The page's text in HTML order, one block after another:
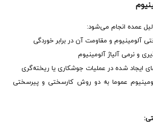
عمده انجام می‌شود:
آلومینیوم و مقاومت آن در برابر خوردگی
و نرمی آلیاژ آلومینیوم
ایجاد شده در عملیات جوشکاری یا ریخته‌گری
عموما به دو روش کارسختی و پیرسختی